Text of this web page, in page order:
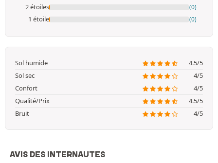
2 étoiles (0)
1 étoile (0)
Sol humide
4.5/5
Sol sec
4/5
Confort
4/5
Qualité/Prix
4.5/5
Bruit
4/5
AVIS DES INTERNAUTES